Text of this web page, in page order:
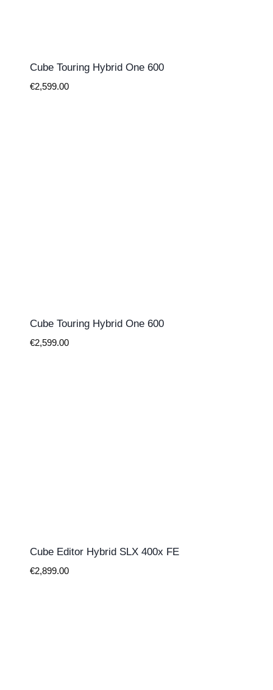
Cube Touring Hybrid One 600
€2,599.00
Cube Touring Hybrid One 600
€2,599.00
Cube Editor Hybrid SLX 400x FE
€2,899.00